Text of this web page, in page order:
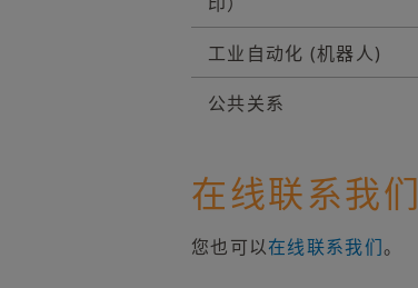
工业自动化 (机器人)
公共关系
在线联系我们
您也可以在线联系我们。